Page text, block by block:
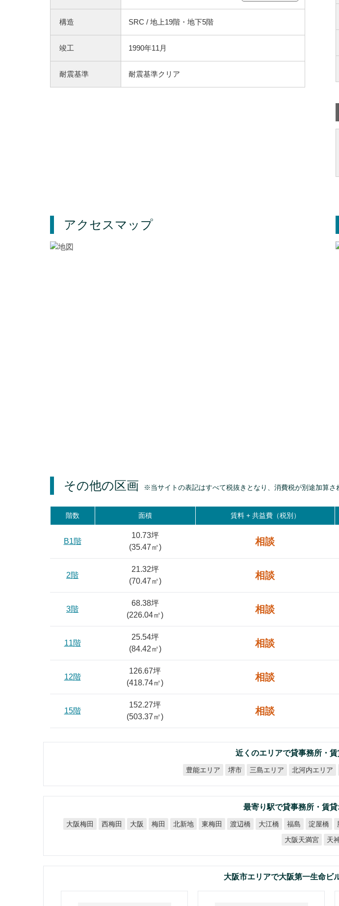
構造 SRC / 地上19階・地下5階
竣工 1990年11月
耐震基準 耐震基準クリア
アクセスマップ
その他の区画 ※当サイトの表記はすべて税抜きとなり、消費税が別途加算さ
階数 面積 賃料 +共益費（税別）
B1階
10.73坪
(35.47㎡)
相談
2階
21.32坪
(70.47㎡)
相談
3階
68.38坪
(226.04㎡)
相談
11階
25.54坪
(84.42㎡)
相談
12階
126.67坪
(418.74㎡)
相談
15階
152.27坪
(503.37㎡)
相談
近くのエリアで貸事務所・
豊能エリア 堺市 三島エリア 北河内エリア
最寄り駅で貸事務所・賃
大阪梅田 西梅田 大阪 梅田 北新地 東梅田 渡辺橋 大江橋 福島 淀屋橋
大阪天満宮 天
大阪市エリアで大阪第一生命ビ